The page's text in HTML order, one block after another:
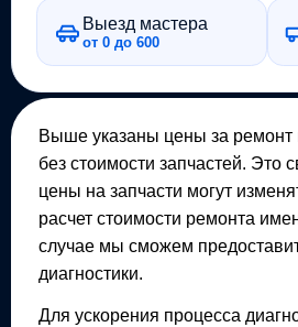
Выезд мастера
от 0 до 600
Выше указаны цены за ремонт
без стоимости запчастей. Это
цены на запчасти могут
расчет стоимости ремонта
случае мы сможем
диагностики.
Для ускорения процесса